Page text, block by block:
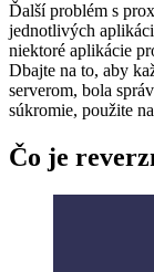
Ďalší problém s
jednotlivých
niektoré aplikácie
Dbajte na to, aby
serverom, bola
súkromie, použite
Čo je